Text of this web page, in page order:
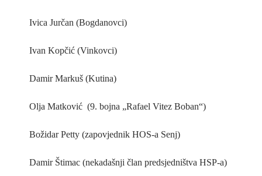
Ivica Jurčan (Bogdanovci)
Ivan Kopčić (Vinkovci)
Damir Markuš (Kutina)
Olja Matković (9. bojna „Rafael Vitez Boban“)
Božidar Petty (zapovjednik HOS-a Senj)
Damir Štimac (nekadašnji član predsjedništva HSP-a)